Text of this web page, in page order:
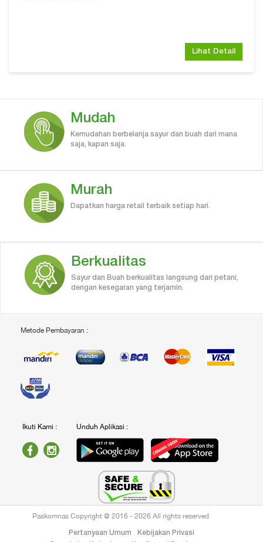
Lihat Detail
Mudah
Kemudahan berbelanja sayur dan buah dari mana
saja, kapan saja.
Murah
Dapatkan harga retail terbaik setiap hari.
Berkualitas
Sayur dan Buah berkualitas langsung dari petani,
dengan kesegaran yang terjamin.
Metode Pembayaran :
Ikuti Kami : Unduh Aplikasi :
Paskomnas Copyright @ 2016 - 2026 All rights reserved
Pertanyaan Umum
Kebijakan Privasi